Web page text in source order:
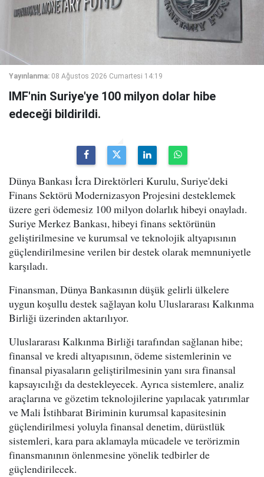
Yayınlanma: 08 Ağustos 2026 Cumartesi 14:19
IMF'nin Suriye'ye 100 milyon dolar hibe
edeceği bildirildi.
Dünya Bankası İcra Direktörleri Kurulu, Suriye'deki
Finans Sektörü Modernizasyon Projesini desteklemek
üzere geri ödemesiz 100 milyon dolarlık hibeyi onayladı.
Suriye Merkez Bankası, hibeyi finans sektörünün
geliştirilmesine ve kurumsal ve teknolojik altyapısının
güçlendirilmesine verilen bir destek olarak memnuniyetle
karşıladı.
Finansman, Dünya Bankasının düşük gelirli ülkelere
uygun koşullu destek sağlayan kolu Uluslararası Kalkınma
Birliği üzerinden aktarılıyor.
Uluslararası Kalkınma Birliği tarafından sağlanan hibe;
finansal ve kredi altyapısının, ödeme sistemlerinin ve
finansal piyasaların geliştirilmesinin yanı sıra finansal
kapsayıcılığı da destekleyecek. Ayrıca sistemlere, analiz
araçlarına ve gözetim teknolojilerine yapılacak yatırımlar
ve Mali İstihbarat Biriminin kurumsal kapasitesinin
güçlendirilmesi yoluyla finansal denetim, dürüstlük
sistemleri, kara para aklamayla mücadele ve terörizmin
finansmanının önlenmesine yönelik tedbirler de
güçlendirilecek.